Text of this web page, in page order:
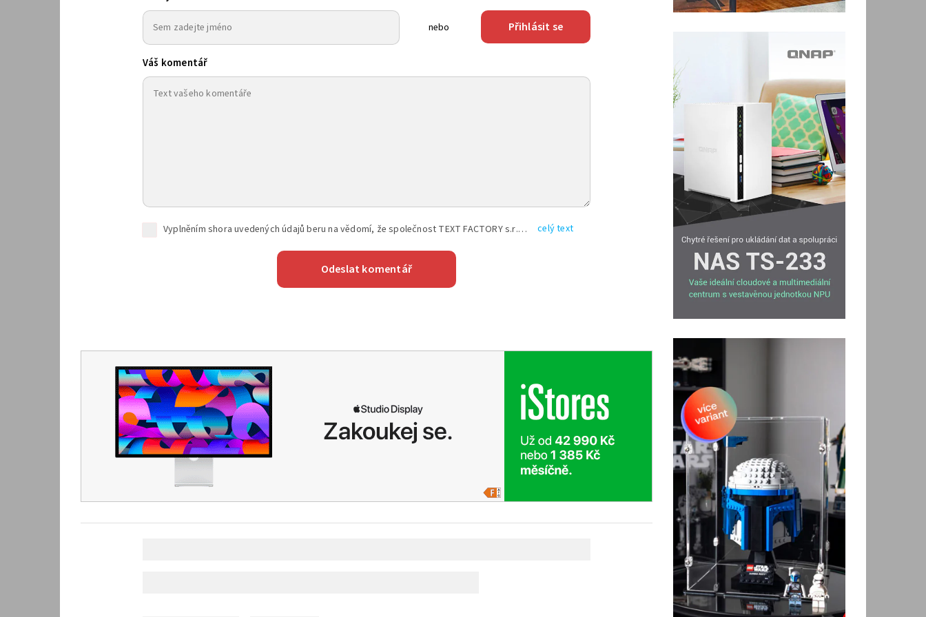
nebo Přihlásit se
Váš komentář
Vyplněním shora uvedených údajů beru na vědomí, že společnost TEXT FACTORY s.r.o., sídlem Brno, Durďákova 336/29, Černá Pole, PSČ: 613 00, IČ: 06157831, zapsané u Krajského soudu v Brně, oddíl C, vložka 100399, bude zpracovávat mé osobní údaje uvedené v rámci mnou vyplněného registračního formuláře na základě oprávněných zájmů TEXT FACTORY s.r.o. dle čl. 6 odst. 1 písm. f) GDPR a pro splnění právních povinností (čl. 6 odst. 1 písm. c) GDPR), a to pro tyto účely: nezbytnost zajistit oprávnění návštěvníka webových stránek provozovaných společností TEXT FACTORY s.r.o. přispívat aktivně ke zveřejněným článkům nebo v rámci diskusních fór a výkon práv TEXT FACTORY s.r.o. jako administrátora těchto diskusních fór. Více informací o zpracování osobních údajů a právech lze nalézt v celý text